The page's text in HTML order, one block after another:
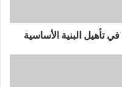
تأهيل البنية الأساسية